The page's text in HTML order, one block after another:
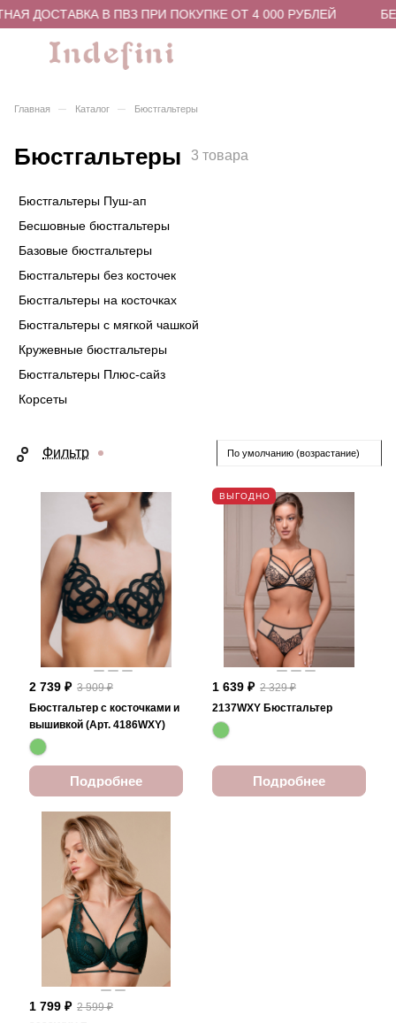
ДОСТАВКА В ПВЗ ПРИ ПОКУПКЕ ОТ 4 000 РУБЛЕЙ
Главная – Каталог – Бюстгальтеры
Бюстгальтеры 3 товара
Бюстгальтеры Пуш-ап
Бесшовные бюстгальтеры
Базовые бюстгальтеры
Бюстгальтеры без косточек
Бюстгальтеры на косточках
Бюстгальтеры с мягкой чашкой
Кружевные бюстгальтеры
Бюстгальтеры Плюс-сайз
Корсеты
Фильтр По умолчанию (возрастание)
2 739 ₽ 3 909 ₽
Бюстгальтер с косточками и
вышивкой (Арт. 4186WXY)
Подробнее
ВЫГОДНО
1 639 ₽ 2 329 ₽
2137WXY Бюстгальтер
Подробнее
1 799 ₽ 2 599 ₽